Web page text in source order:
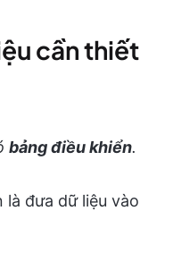
cần thiết
bảng điều khiển.
là đưa dữ liệu vào